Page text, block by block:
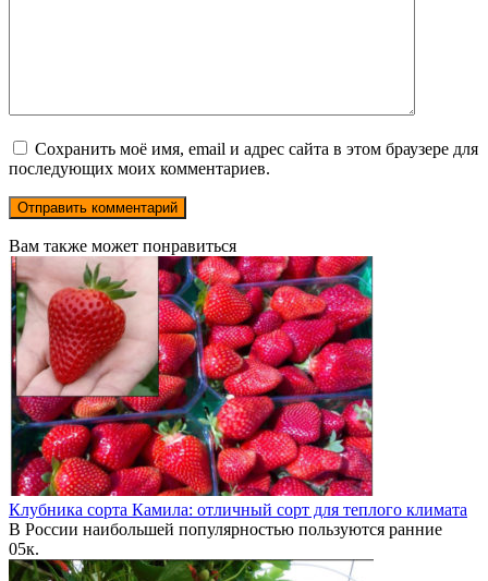
Сохранить моё имя, email и адрес сайта в этом браузере для
последующих моих комментариев.
Вам также может понравиться
Клубника сорта Камила: отличный сорт для теплого климата
В России наибольшей популярностью пользуются ранние
05к.